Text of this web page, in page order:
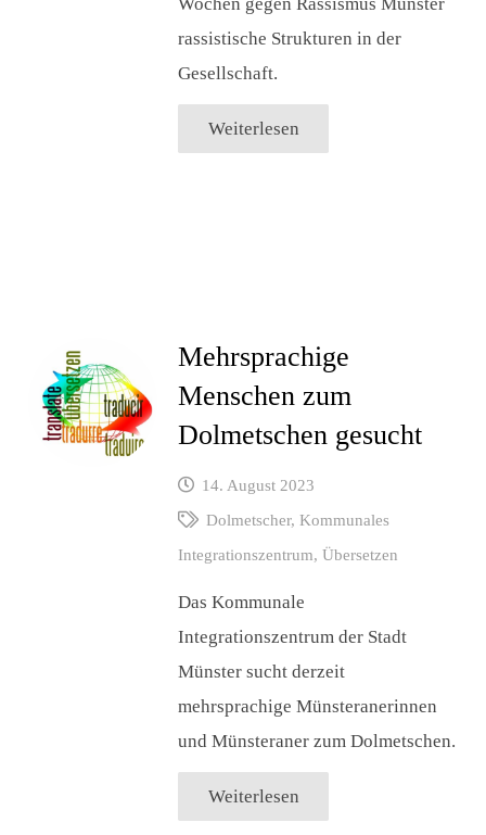
rassistische Strukturen in der
Gesellschaft.
Weiterlesen
Mehrsprachige
Menschen zum
Dolmetschen gesucht
14. August 2023
Dolmetscher, Kommunales
Integrationszentrum,Übersetzen
Das Kommunale
Integrationszentrum der Stadt
Münster sucht derzeit
mehrsprachige Münsteranerinnen
und Münsteraner zum Dolmetschen.
Weiterlesen